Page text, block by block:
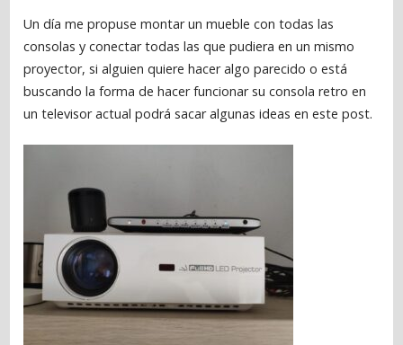
Un día me propuse montar un mueble con todas las
consolas y conectar todas las que pudiera en un mismo
proyector, si alguien quiere hacer algo parecido o está
buscando la forma de hacer funcionar su consola retro en
un televisor actual podrá sacar algunas ideas en este post.